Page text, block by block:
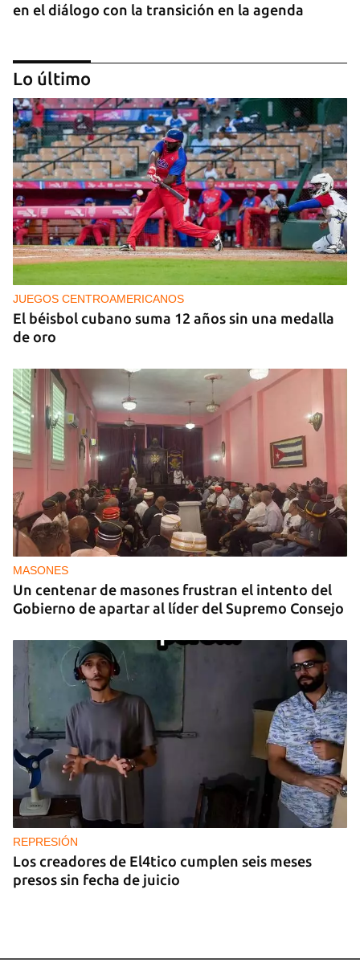
en el diálogo con la transición en la agenda
NICARAGUA
EE UU propone a la OEA convocar a los
cancilleres para "tomar medidas" contra las
decisiones de Ortega
Lo último
JUEGOS CENTROAMERICANOS
El béisbol cubano suma 12 años sin una medalla
de oro
MASONES
Un centenar de masones frustran el intento del
Gobierno de apartar al líder del Supremo Consejo
REPRESIÓN
Los creadores de El4tico cumplen seis meses
presos sin fecha de juicio